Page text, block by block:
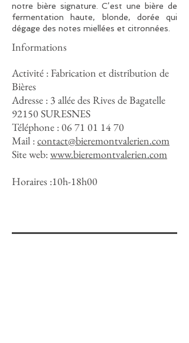
notre bière signature. C’est une bière de
fermentation haute, blonde, dorée qui
dégage des notes miellées et citronnées.
Informations
Activité : Fabrication et distribution de
Bières
Adresse : 3 allée des Rives de Bagatelle
92150 SURESNES
Téléphone :06 71 01 14 70
Mail :contact@bieremontvalerien.com
Site web:www.bieremontvalerien.com
Horaires :10h-18h00